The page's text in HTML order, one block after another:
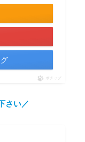
ポチップ
さい／